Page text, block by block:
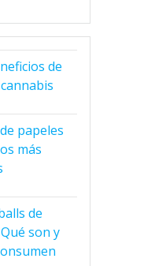
de
papeles
más
de
son y